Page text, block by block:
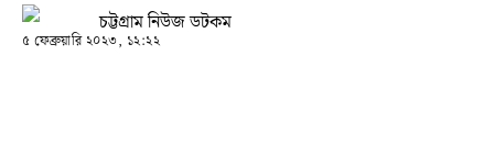
চট্টগ্রাম নিউজ ডটকম
৫ ফেব্রুয়ারি ২০২৩, ১২:২২